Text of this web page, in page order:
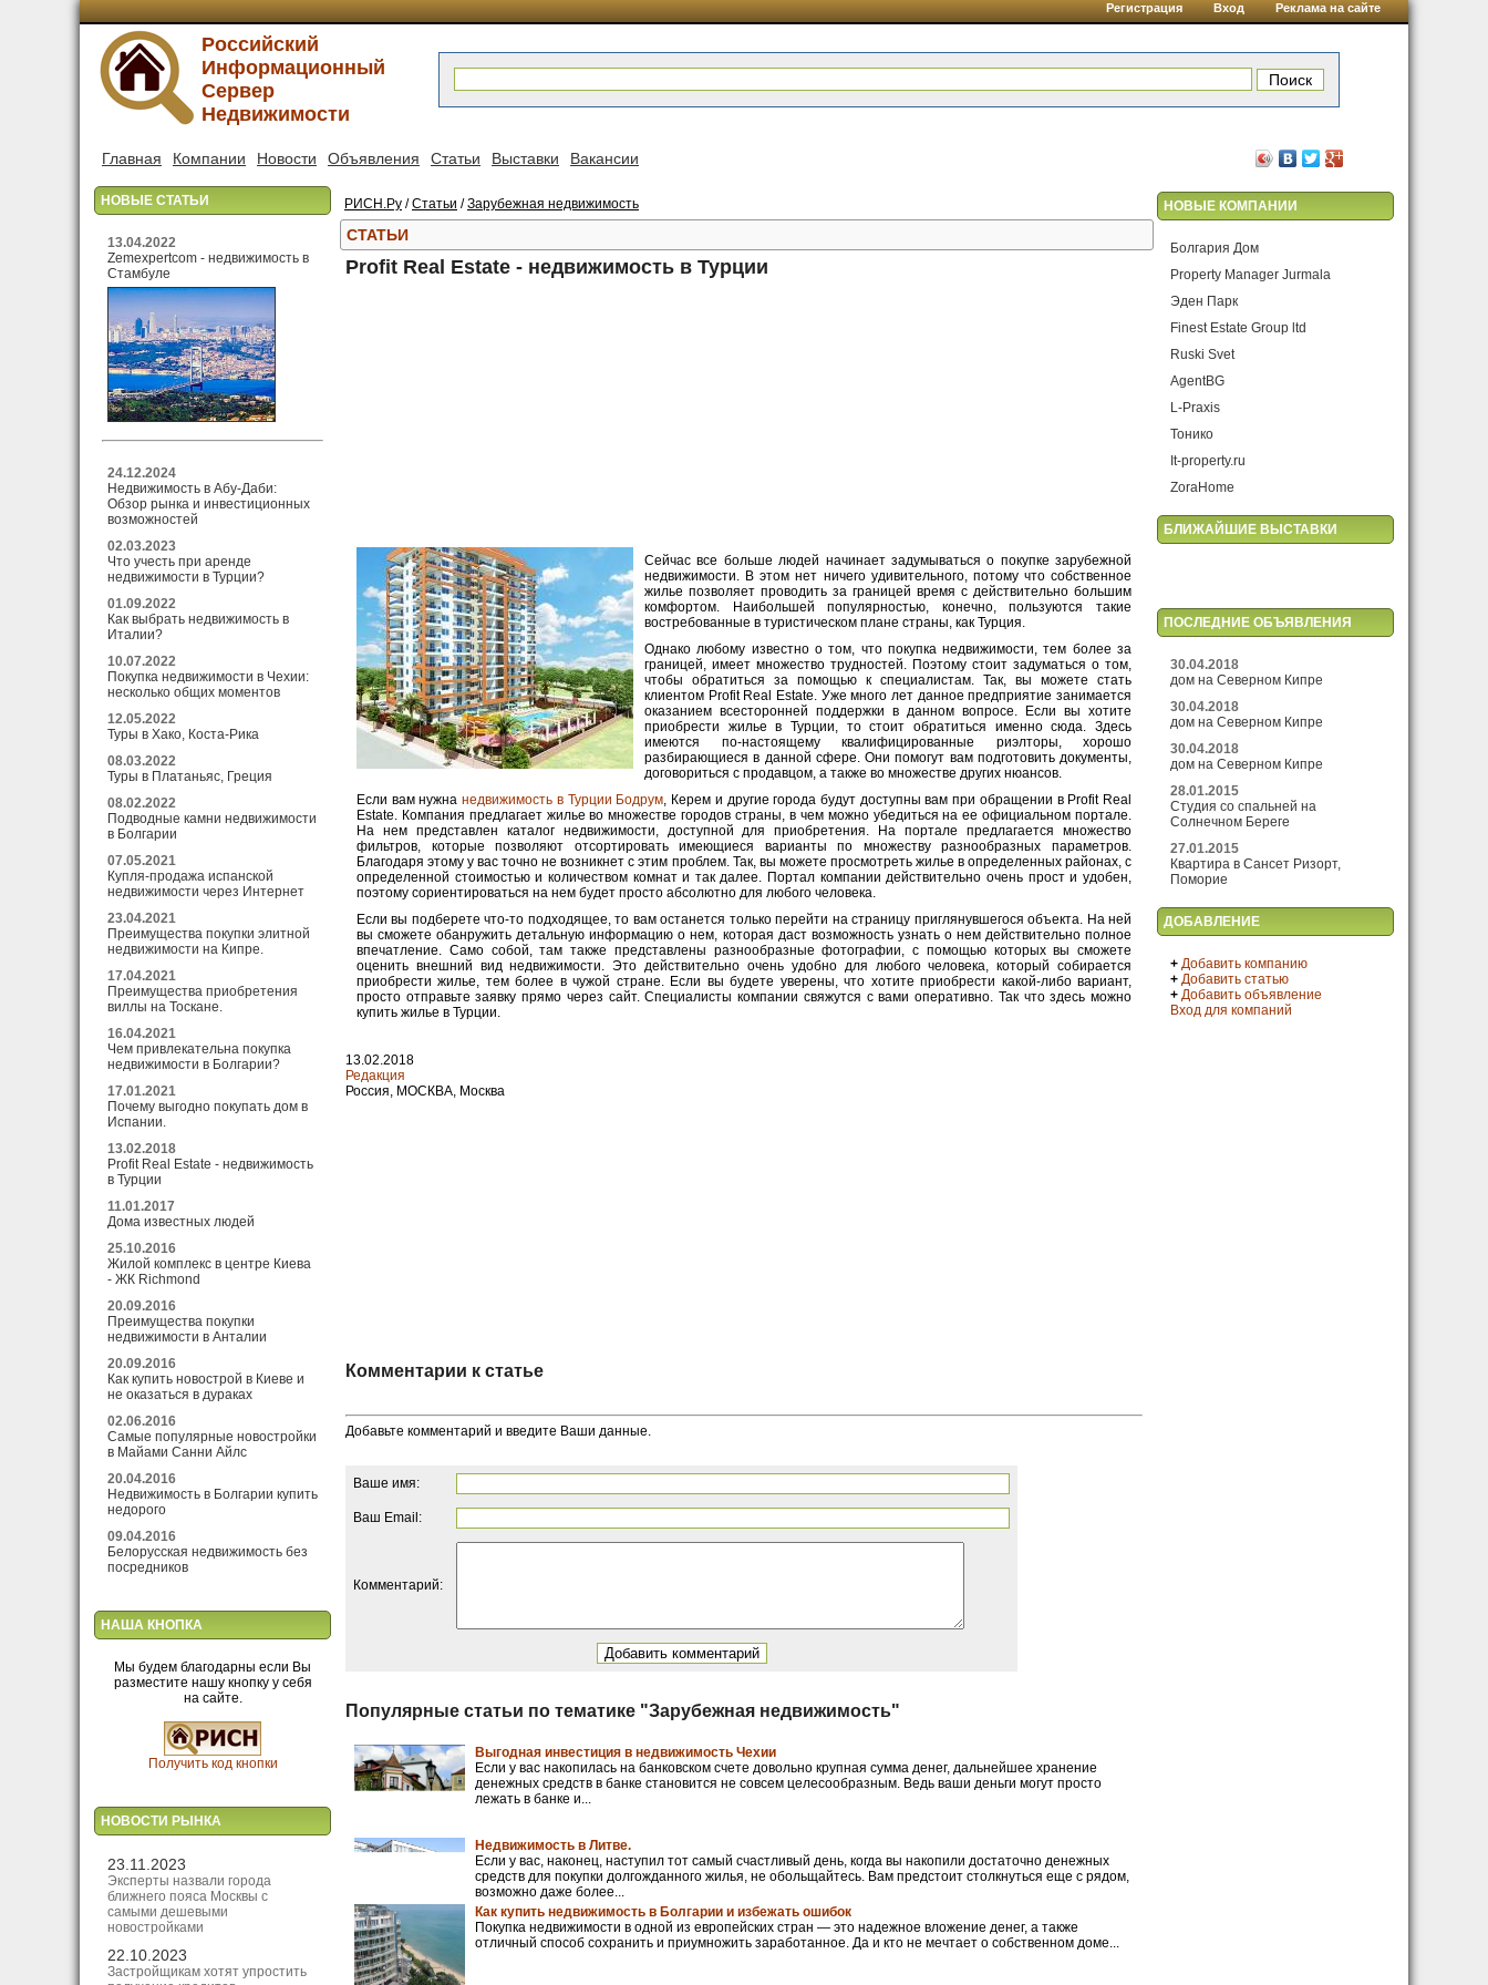
Регистрация Вход Реклама на сайте
Российский
Информационный
Сервер
Недвижимости
Главная Компании Новости Объявления Статьи Выставки Вакансии
НОВЫЕ СТАТЬИ
13.04.2022
Zemexpertcom - недвижимость в
Стамбуле
24.12.2024
Недвижимость в Абу-Даби:
Обзор рынка и инвестиционных
возможностей
02.03.2023
Что учесть при аренде
недвижимости в Турции?
01.09.2022
Как выбрать недвижимость в
Италии?
10.07.2022
Покупка недвижимости в Чехии:
несколько общих моментов
12.05.2022
Туры в Хако, Коста-Рика
08.03.2022
Туры в Платаньяс, Греция
08.02.2022
Подводные камни недвижимости
в Болгарии
07.05.2021
Купля-продажа испанской
недвижимости через Интернет
23.04.2021
Преимущества покупки элитной
недвижимости на Кипре.
17.04.2021
Преимущества приобретения
виллы на Тоскане.
16.04.2021
Чем привлекательна покупка
недвижимости в Болгарии?
17.01.2021
Почему выгодно покупать дом в
Испании.
13.02.2018
Profit Real Estate - недвижимость
в Турции
11.01.2017
Дома известных людей
25.10.2016
Жилой комплекс в центре Киева
- ЖК Richmond
20.09.2016
Преимущества покупки
недвижимости в Анталии
20.09.2016
Как купить новострой в Киеве и
не оказаться в дураках
02.06.2016
Самые популярные новостройки
в Майами Санни Айлс
20.04.2016
Недвижимость в Болгарии купить
недорого
09.04.2016
Белорусская недвижимость без
посредников
НАША КНОПКА
Мы будем благодарны если Вы
разместите нашу кнопку у себя
на сайте.
Получить код кнопки
НОВОСТИ РЫНКА
23.11.2023
Эксперты назвали города
ближнего пояса Москвы с
самыми дешевыми
новостройками
22.10.2023
Застройщикам хотят упростить
РИСН.Ру /Статьи /Зарубежная недвижимость
СТАТЬИ
Profit Real Estate - недвижимость в Турции
Сейчас все больше людей начинает задумываться о покупке зарубежной
недвижимости. В этом нет ничего удивительного, потому что собственное
жилье позволяет проводить за границей время с действительно большим
комфортом. Наибольшей популярностью, конечно, пользуются такие
востребованные в туристическом плане страны, как Турция.
Однако любому известно о том, что покупка недвижимости, тем более за
границей, имеет множество трудностей. Поэтому стоит задуматься о том,
чтобы обратиться за помощью к специалистам. Так, вы можете стать
клиентом Profit Real Estate. Уже много лет данное предприятие занимается
оказанием всесторонней поддержки в данном вопросе. Если вы хотите
приобрести жилье в Турции, то стоит обратиться именно сюда. Здесь
имеются по-настоящему квалифицированные риэлторы, хорошо
разбирающиеся в данной сфере. Они помогут вам подготовить документы,
договориться с продавцом, а также во множестве других нюансов.
Если вам нужнанедвижимость в Турции Бодрум, Керем и другие города будут доступны вам при обращении в Profit Real
Estate. Компания предлагает жилье во множестве городов страны, в чем можно убедиться на ее официальном портале.
На нем представлен каталог недвижимости, доступной для приобретения. На портале предлагается множество
фильтров, которые позволяют отсортировать имеющиеся варианты по множеству разнообразных параметров.
Благодаря этому у вас точно не возникнет с этим проблем. Так, вы можете просмотреть жилье в определенных районах, с
определенной стоимостью и количеством комнат и так далее. Портал компании действительно очень прост и удобен,
поэтому сориентироваться на нем будет просто абсолютно для любого человека.
Если вы подберете что-то подходящее, то вам останется только перейти на страницу приглянувшегося объекта. На ней
вы сможете обанружить детальную информацию о нем, которая даст возможность узнать о нем действительно полное
впечатление. Само собой, там также представлены разнообразные фотографии, с помощью которых вы сможете
оценить внешний вид недвижимости. Это действительно очень удобно для любого человека, который собирается
приобрести жилье, тем более в чужой стране. Если вы будете уверены, что хотите приобрести какой-либо вариант,
просто отправьте заявку прямо через сайт. Специалисты компании свяжутся с вами оперативно. Так что здесь можно
купить жилье в Турции.
13.02.2018
Редакция
Россия, МОСКВА, Москва
Комментарии к статье
Добавьте комментарий и введите Ваши данные.
Ваше имя:
Ваш Email:
Комментарий:
Популярные статьи по тематике "Зарубежная недвижимость"
Выгодная инвестиция в недвижимость Чехии
Если у вас накопилась на банковском счете довольно крупная сумма денег, дальнейшее хранение
денежных средств в банке становится не совсем целесообразным. Ведь ваши деньги могут просто
лежать в банке и...
Недвижимость в Литве.
Если у вас, наконец, наступил тот самый счастливый день, когда вы накопили достаточно денежных
средств для покупки долгожданного жилья, не обольщайтесь. Вам предстоит столкнуться еще с рядом,
возможно даже более...
Как купить недвижимость в Болгарии и избежать ошибок
Покупка недвижимости в одной из европейских стран — это надежное вложение денег, а также
отличный способ сохранить и приумножить заработанное. Да и кто не мечтает о собственном доме...
НОВЫЕ КОМПАНИИ
Болгария Дом
Property Manager Jurmala
Эден Парк
Finest Estate Group ltd
Ruski Svet
AgentBG
L-Praxis
Тонико
It-property.ru
ZoraHome
БЛИЖАЙШИЕ ВЫСТАВКИ
ПОСЛЕДНИЕ ОБЪЯВЛЕНИЯ
30.04.2018
дом на Северном Кипре
30.04.2018
дом на Северном Кипре
30.04.2018
дом на Северном Кипре
28.01.2015
Студия со спальней на
Солнечном Береге
27.01.2015
Квартира в Сансет Ризорт,
Поморие
ДОБАВЛЕНИЕ
+ Добавить компанию
+ Добавить статью
+ Добавить объявление
Вход для компаний